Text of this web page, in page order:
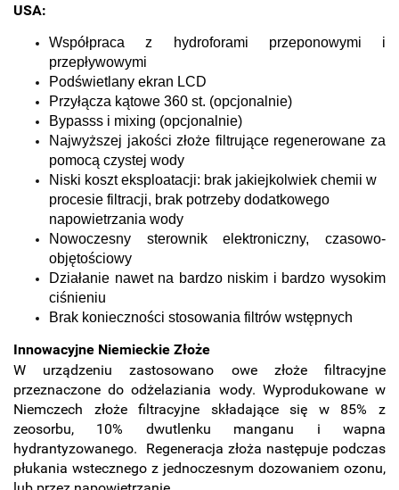
USA:
Współpraca z hydroforami przeponowymi i
przepływowymi
Podświetlany ekran LCD
Przyłącza kątowe 360 st. (opcjonalnie)
Bypasss i mixing (opcjonalnie)
Najwyższej jakości złoże filtrujące regenerowane za
pomocą czystej wody
Niski koszt eksploatacji: brak jakiejkolwiek chemii w
procesie filtracji, brak potrzeby dodatkowego
napowietrzania wody
Nowoczesny sterownik elektroniczny, czasowo-
objętościowy
Działanie nawet na bardzo niskim i bardzo wysokim
ciśnieniu
Brak konieczności stosowania filtrów wstępnych
Innowacyjne Niemieckie Złoże
W urządzeniu zastosowano owe złoże filtracyjne
przeznaczone do odżelaziania wody. Wyprodukowane w
Niemczech złoże filtracyjne składające się w 85% z
zeosorbu, 10% dwutlenku manganu i wapna
hydrantyzowanego. Regeneracja złoża następuje podczas
płukania wstecznego z jednoczesnym dozowaniem ozonu,